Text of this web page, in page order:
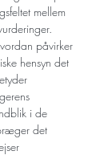
mellem
påvirker
hensyn det
i de
det